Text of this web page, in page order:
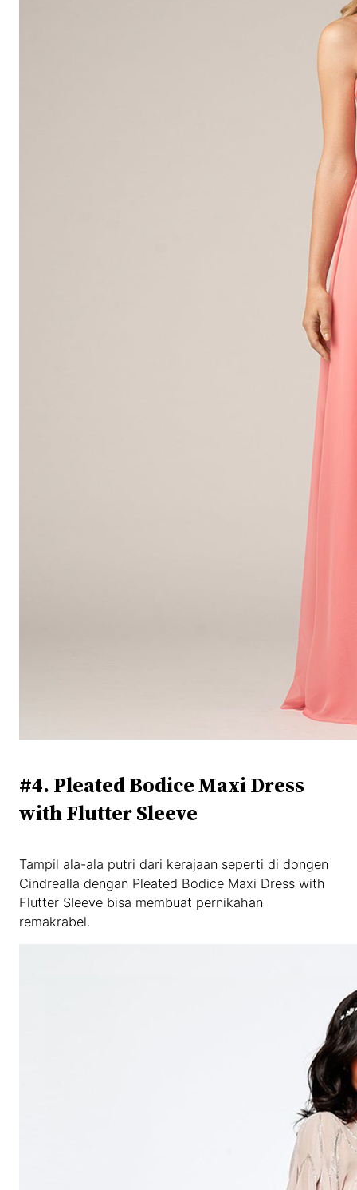
#4. Pleated Bodice Maxi Dress
with Flutter Sleeve
Tampil ala-ala putri dari kerajaan seperti di dongen
Cindrealla dengan Pleated Bodice Maxi Dress with
Flutter Sleeve bisa membuat pernikahan
remakrabel.